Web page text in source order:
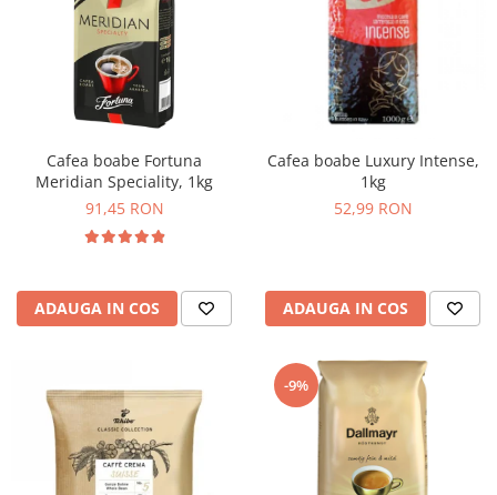
Cafea boabe Fortuna
Meridian Speciality, 1kg
91,45 RON
ADAUGA IN COS
Cafea boabe Luxury Intense,
1kg
52,99 RON
ADAUGA IN COS
-9%